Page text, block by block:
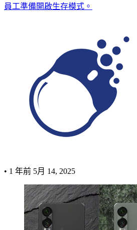
員工準備開啟生存模式。
• 1 年前 5月 14, 2025